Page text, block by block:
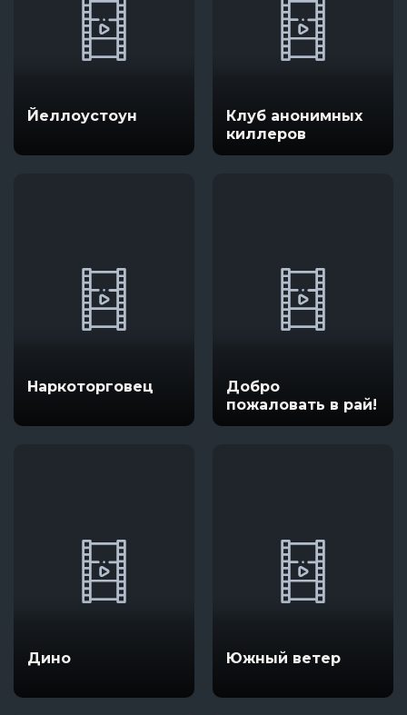
Йеллоустоун
Клуб анонимных
киллеров
Наркоторговец
Добро
пожаловать в рай!
Дино Южный ветер